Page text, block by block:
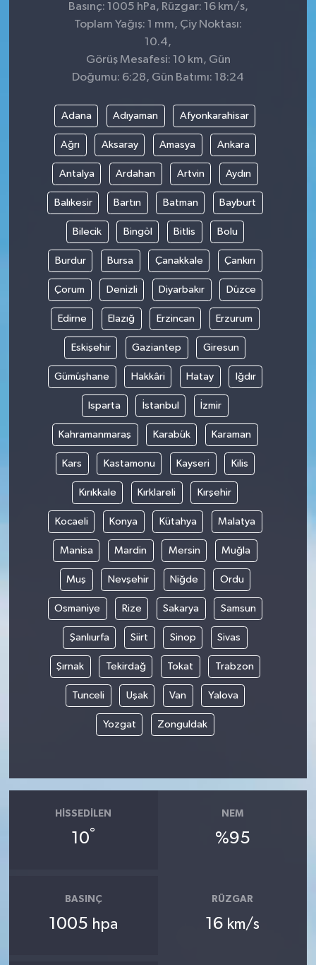
Basınç: 1005 hPa, Rüzgar: 16 km/s,
Toplam Yağış: 1 mm, Çiy Noktası:
10.4,
Görüş Mesafesi: 10 km, Gün
Doğumu: 6:28, Gün Batımı: 18:24
Adana Adıyaman Afyonkarahisar
Ağrı Aksaray Amasya Ankara
Antalya Ardahan Artvin Aydın
Balıkesir Bartın Batman Bayburt
Bilecik Bingöl Bitlis Bolu
Burdur Bursa Çanakkale Çankırı
Çorum Denizli Diyarbakır Düzce
Edirne Elazığ Erzincan Erzurum
Eskişehir Gaziantep Giresun
Gümüşhane Hakkâri Hatay Iğdır
Isparta İstanbul İzmir
Kahramanmaraş Karabük Karaman
Kars Kastamonu Kayseri Kilis
Kırıkkale Kırklareli Kırşehir
Kocaeli Konya Kütahya Malatya
Manisa Mardin Mersin Muğla
Muş Nevşehir Niğde Ordu
Osmaniye Rize Sakarya Samsun
Şanlıurfa Siirt Sinop Sivas
Şırnak Tekirdağ Tokat Trabzon
Tunceli Uşak Van Yalova
Yozgat Zonguldak
HISSEDILEN
10°
NEM
%95
BASINÇ
1005 hpa
RÜZGAR
16 km/s